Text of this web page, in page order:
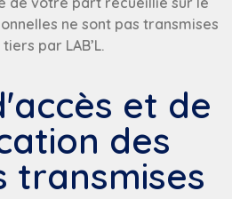
ne sont pas transmises
par LAB’L.
et de
des
transmises